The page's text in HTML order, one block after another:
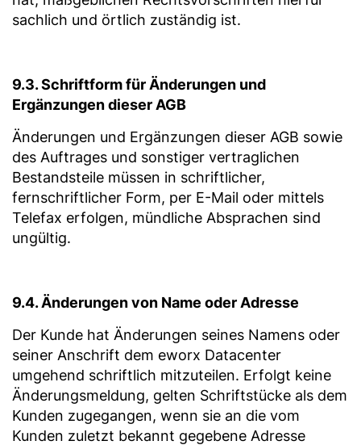
sachlich und örtlich zuständig ist.
9.3. Schriftform für Änderungen und
Ergänzungen dieser AGB
Änderungen und Ergänzungen dieser AGB sowie
des Auftrages und sonstiger vertraglichen
Bestandsteile müssen in schriftlicher,
fernschriftlicher Form, per E-Mail oder mittels
Telefax erfolgen, mündliche Absprachen sind
ungültig.
9.4. Änderungen von Name oder Adresse
Der Kunde hat Änderungen seines Namens oder
seiner Anschrift dem eworx Datacenter
umgehend schriftlich mitzuteilen. Erfolgt keine
Änderungsmeldung, gelten Schriftstücke als dem
Kunden zugegangen, wenn sie an die vom
Kunden zuletzt bekannt gegebene Adresse